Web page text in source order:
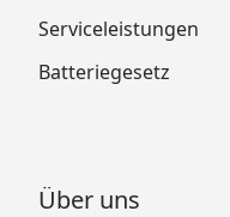
Serviceleistungen
Batteriegesetz
Über uns